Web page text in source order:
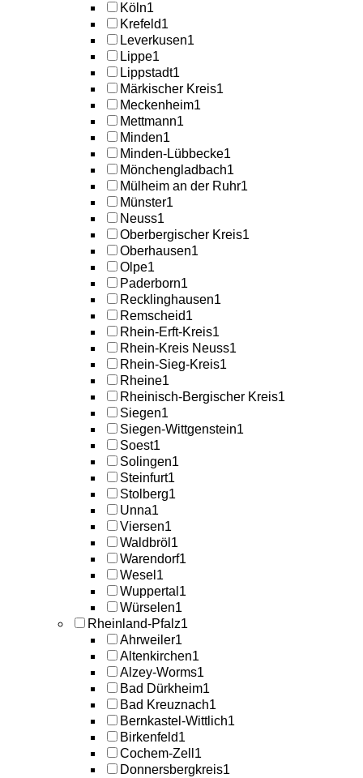
Köln1
Krefeld1
Leverkusen1
Lippe1
Lippstadt1
Märkischer Kreis1
Meckenheim1
Mettmann1
Minden1
Minden-Lübbecke1
Mönchengladbach1
Mülheim an der Ruhr1
Münster1
Neuss1
Oberbergischer Kreis1
Oberhausen1
Olpe1
Paderborn1
Recklinghausen1
Remscheid1
Rhein-Erft-Kreis1
Rhein-Kreis Neuss1
Rhein-Sieg-Kreis1
Rheine1
Rheinisch-Bergischer Kreis1
Siegen1
Siegen-Wittgenstein1
Soest1
Solingen1
Steinfurt1
Stolberg1
Unna1
Viersen1
Waldbröl 1
Warendorf1
Wesel 1
Wuppertal 1
Würselen1
Rheinland-Pfalz1
Ahrweiler1
Altenkirchen1
Alzey-Worms1
Bad Dürkheim1
Bad Kreuznach1
Bernkastel-Wittlich1
Birkenfeld1
Cochem-Zell 1
Donnersbergkreis1